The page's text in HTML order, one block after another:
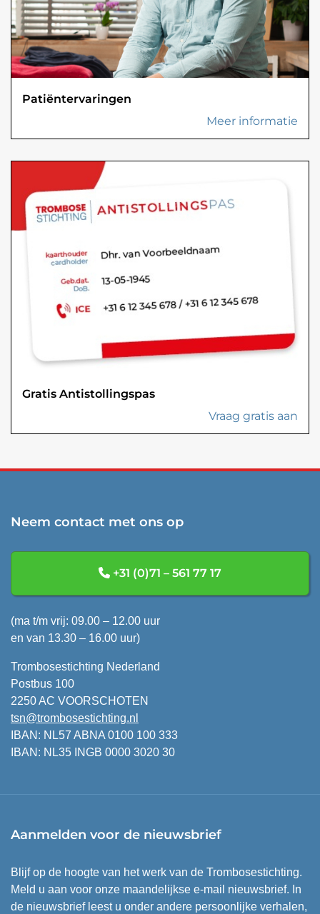
Patiëntervaringen
Meer informatie
Gratis Antistollingspas
Vraag gratis aan
Neem contact met ons op
+31 (0)71 – 561 77 17
(ma t/m vrij: 09.00 – 12.00 uur
en van 13.30 – 16.00 uur)
Trombosestichting Nederland
Postbus 100
2250 AC VOORSCHOTEN
tsn@trombosestichting.nl
IBAN: NL57 ABNA 0100 100 333
IBAN: NL35 INGB 0000 3020 30
Aanmelden voor de nieuwsbrief
Blijf op de hoogte van het werk van de Trombosestichting.
Meld u aan voor onze maandelijkse e-mail nieuwsbrief. In
de nieuwsbrief leest u onder andere persoonlijke verhalen,